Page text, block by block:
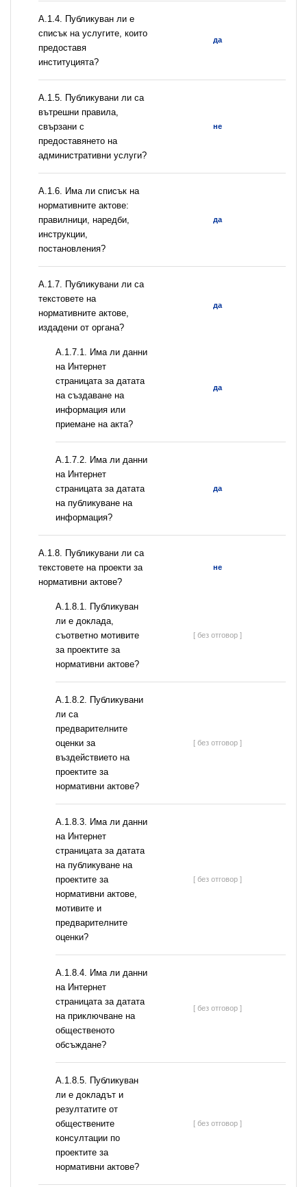
А.1.4. Публикуван ли е
списък на услугите, които
предоставя
институцията?
да
А.1.5. Публикувани ли са
вътрешни правила,
свързани с
предоставянето на
административни услуги?
не
А.1.6. Има ли списък на
нормативните актове:
правилници, наредби,
инструкции,
постановления?
да
А.1.7. Публикувани ли са
текстовете на
нормативните актове,
издадени от органа?
да
A.1.7.1. Има ли данни
на Интернет
страницата за датата
на създаване на
информация или
приемане на акта?
да
A.1.7.2. Има ли данни
на Интернет
страницата за датата
на публикуване на
информация?
да
А.1.8. Публикувани ли са
текстовете на проекти за
нормативни актове?
не
А.1.8.1. Публикуван
ли е доклада,
съответно мотивите
за проектите за
нормативни актове?
[ без отговор ]
А.1.8.2. Публикувани
ли са
предварителните
оценки за
въздействието на
проектите за
нормативни актове?
[ без отговор ]
A.1.8.3. Има ли данни
на Интернет
страницата за датата
на публикуване на
проектите за
нормативни актове,
мотивите и
предварителните
оценки?
[ без отговор ]
A.1.8.4. Има ли данни
на Интернет
страницата за датата
на приключване на
общественото
обсъждане?
[ без отговор ]
А.1.8.5. Публикуван
ли е докладът и
резултатите от
обществените
консултации по
проектите за
нормативни актове?
[ без отговор ]